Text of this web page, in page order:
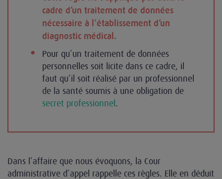
cadre d’un traitement de données
nécessaire à l’établissement d’un
diagnostic médical.
Pour qu’un traitement de données
personnelles soit licite dans ce cadre, il
faut qu’il soit réalisé par un professionnel
de la santé soumis à une obligation de
secret professionnel .
Dans l’affaire que nous évoquons, la Cour
administrative d’appel rappelle ces règles. Elle en déduit